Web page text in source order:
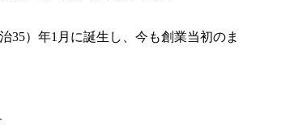
35）年1月に誕生し、今も創業当初のま